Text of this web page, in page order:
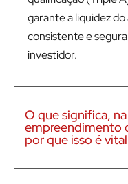
garante a liquidez
consistente e
investidor.
O que significa,
empreendimento
por que isso é